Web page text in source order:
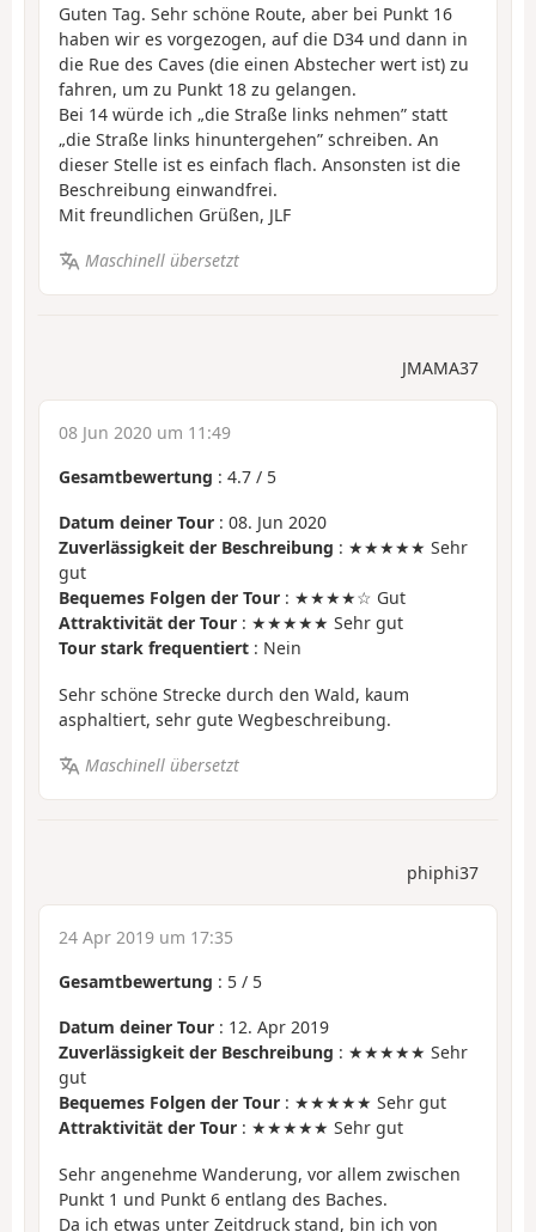
Guten Tag. Sehr schöne Route, aber bei Punkt 16
haben wir es vorgezogen, auf die D34 und dann in
die Rue des Caves (die einen Abstecher wert ist) zu
fahren, um zu Punkt 18 zu gelangen.
Bei 14 würde ich „die Straße links nehmen” statt
„die Straße links hinuntergehen” schreiben. An
dieser Stelle ist es einfach flach. Ansonsten ist die
Beschreibung einwandfrei.
Mit freundlichen Grüßen, JLF
Maschinell übersetzt
JMAMA37
08 Jun 2020 um 11:49
Gesamtbewertung : 4.7 / 5
Datum deiner Tour : 08. Jun 2020
Zuverlässigkeit der Beschreibung : ★★★★★ Sehr
gut
Bequemes Folgen der Tour : ★★★★☆ Gut
Attraktivität der Tour : ★★★★★ Sehr gut
Tour stark frequentiert : Nein
Sehr schöne Strecke durch den Wald, kaum
asphaltiert, sehr gute Wegbeschreibung.
Maschinell übersetzt
phiphi37
24 Apr 2019 um 17:35
Gesamtbewertung : 5 / 5
Datum deiner Tour : 12. Apr 2019
Zuverlässigkeit der Beschreibung : ★★★★★ Sehr
gut
Bequemes Folgen der Tour : ★★★★★ Sehr gut
Attraktivität der Tour : ★★★★★ Sehr gut
Sehr angenehme Wanderung, vor allem zwischen
Punkt 1 und Punkt 6 entlang des Baches.
Da ich etwas unter Zeitdruck stand, bin ich von